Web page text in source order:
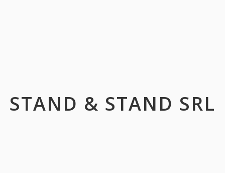
STAND & STAND SRL